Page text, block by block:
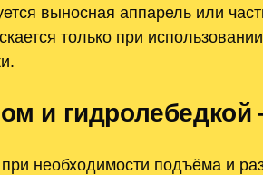
выносная аппарель или
только при
и
необходимости подъёма и